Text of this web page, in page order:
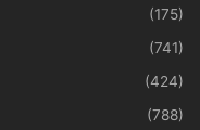
(175)
(741)
(424)
(788)